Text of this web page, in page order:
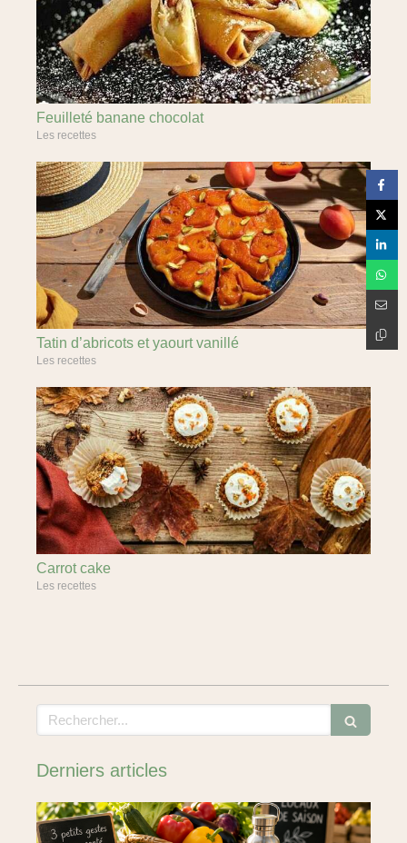
Feuilleté banane chocolat
Les recettes
Tatin d’abricots et yaourt vanillé
Les recettes
Carrot cake
Les recettes
Rechercher
Derniers articles